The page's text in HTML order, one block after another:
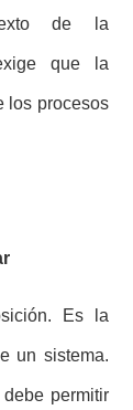
de la
que la
los procesos
Es la
un sistema.
permitir